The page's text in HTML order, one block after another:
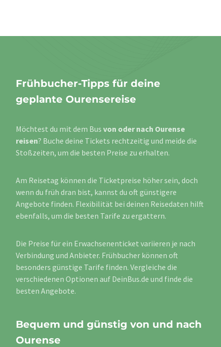
Frühbucher-Tipps für deine
geplante Ourensereise
Möchtest du mit dem Bus von oder nach Ourense
reisen? Buche deine Tickets rechtzeitig und meide die
Stoßzeiten, um die besten Preise zu erhalten.
Am Reisetag können die Ticketpreise höher sein, doch
wenn du früh dran bist, kannst du oft günstigere
Angebote finden. Flexibilität bei deinen Reisedaten hilft
ebenfalls, um die besten Tarife zu ergattern.
Die Preise für ein Erwachsenenticket variieren je nach
Verbindung und Anbieter. Frühbucher können oft
besonders günstige Tarife finden. Vergleiche die
verschiedenen Optionen auf DeinBus.de und finde die
besten Angebote.
Bequem und günstig von und nach
Ourense